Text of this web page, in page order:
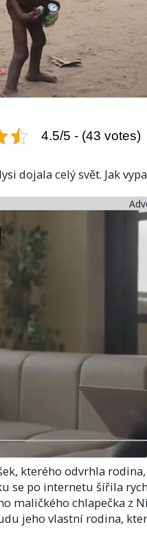
4.5/5 - (43 votes)
dojala celý svět. Jak
kterého odvrhla
se po internetu šířila
maličkého chlapečka z
jeho vlastní rodina,